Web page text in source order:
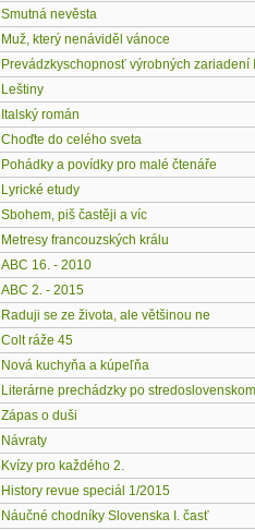
Smutná nevěsta
Muž, který nenáviděl vánoce
Prevádzkyschopnosť výrobných zariadení
Leštiny
Italský román
Choďte do celého sveta
Pohádky a povídky pro malé čtenáře
Lyrické etudy
Sbohem, piš častěji a víc
Metresy francouzských králu
ABC 16. - 2010
ABC 2. - 2015
Raduji se ze života, ale většinou ne
Colt ráže 45
Nová kuchyňa a kúpeľňa
Literárne prechádzky po
Zápas o duši
Návraty
Kvízy pro každého 2.
History revue speciál 1/2015
Náučné chodníky Slovenska I. časť